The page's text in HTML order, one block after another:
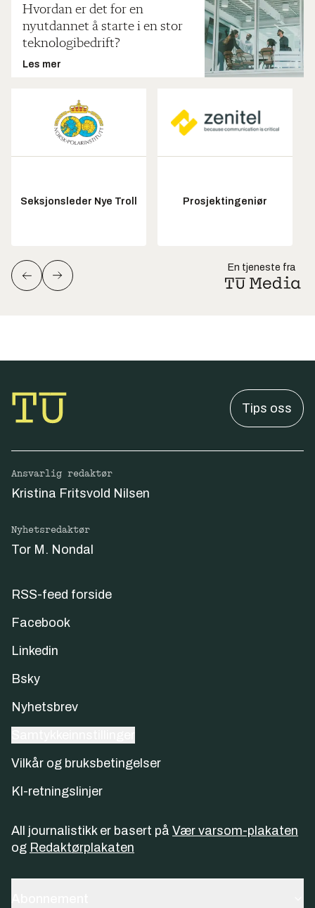
Hvordan er det for en
nyutdannet å starte i en stor
teknologibedrift?
Les mer
Seksjonsleder Nye Troll Prosjektingeniør
En tjeneste fra
Tips oss
Ansvarlig redaktør
Kristina Fritsvold Nilsen
Nyhetsredaktør
Tor M. Nondal
RSS-feed forside
Facebook
Linkedin
Bsky
Nyhetsbrev
Vilkår og bruksbetingelser
KI-retningslinjer
All journalistikk er basert på Vær varsom-plakaten
og Redaktørplakaten